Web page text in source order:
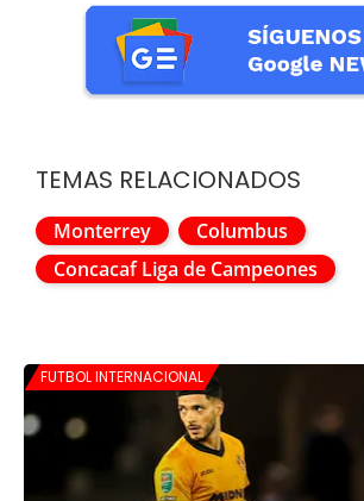
TEMAS RELACIONADOS
Monterrey
Columbus
Concacaf Liga de Campeones
FUTBOL INTERNACIONAL